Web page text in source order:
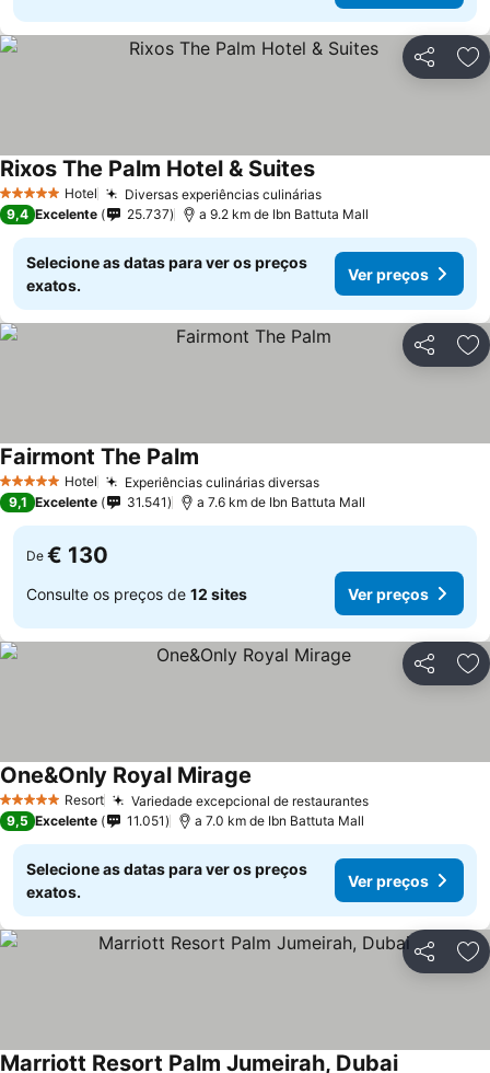
Partilhar
5 Estrelas Hotel Diversas experiências culinárias
Rixos The Palm Hotel & Suites
9,4 Excelente 25.737 a 9.2 km de Ibn Battuta Mall
Selecione as datas para ver os preços
exatos.
Ver preços
Partilhar
5 Estrelas Hotel Experiências culinárias diversas
Fairmont The Palm
9,1 Excelente 31.541 a 7.6 km de Ibn Battuta Mall
De € 130
Consulte os preços de 12 sites Ver preços
Partilhar
5 Estrelas Resort Variedade excepcional de restaurantes
One&Only Royal Mirage
9,5 Excelente 11.051 a 7.0 km de Ibn Battuta Mall
Selecione as datas para ver os preços
exatos.
Ver preços
Partilhar
Marriott Resort Palm Jumeirah, Dubai